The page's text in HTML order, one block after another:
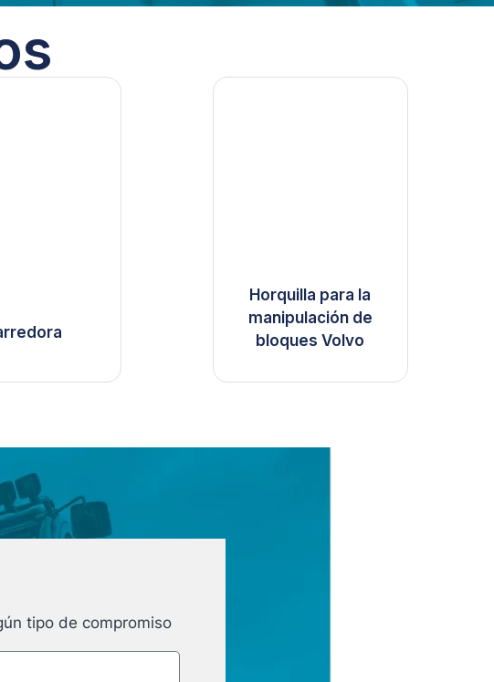
Horquilla para la
manipulación de
bloques Volvo
tipo de compromiso